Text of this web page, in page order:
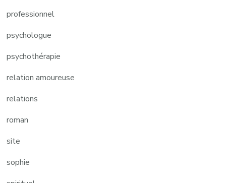
professionnel
psychologue
psychothérapie
relation amoureuse
relations
roman
site
sophie